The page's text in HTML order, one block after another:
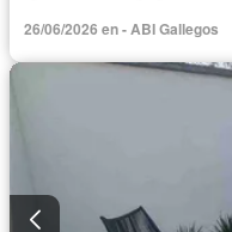
26/06/2026 en - ABI Gallegos